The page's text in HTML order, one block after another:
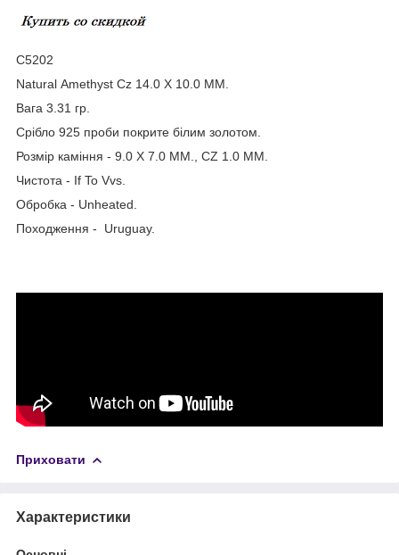
С5202
Natural Amethyst Cz 14.0 X 10.0 MM.
Вага 3.31 гр.
Срібло 925 проби покрите білим золотом.
Розмір каміння - 9.0 X 7.0 MM., CZ 1.0 MM.
Чистота - If To Vvs.
Обробка - Unheated.
Походження - Uruguay.
Приховати
Характеристики